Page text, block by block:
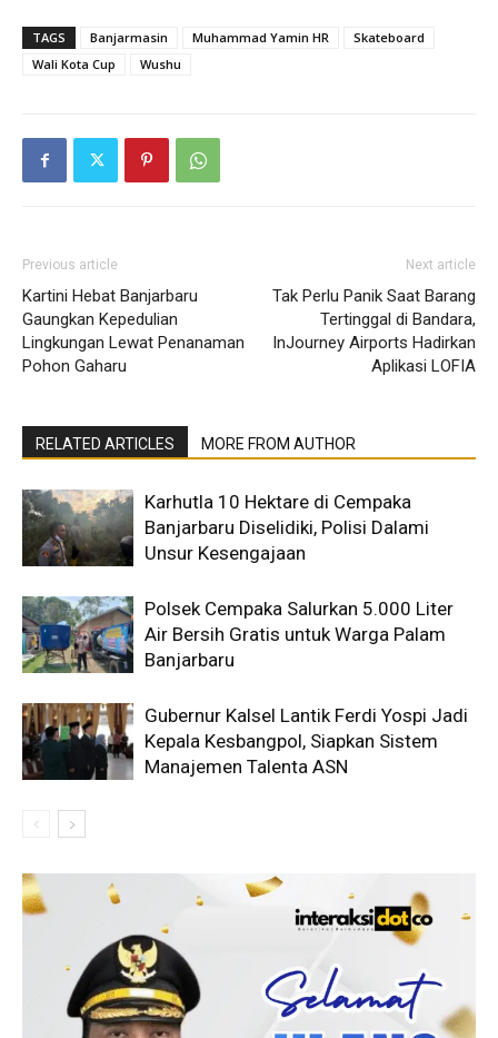
TAGS Banjarmasin Muhammad Yamin HR
Skateboard
Wali Kota Cup
Wushu
Previous article
Kartini Hebat Banjarbaru
Gaungkan Kepedulian
Lingkungan Lewat Penanaman
Pohon Gaharu
Next article
Tak Perlu Panik Saat Barang
Tertinggal di Bandara,
InJourney Airports Hadirkan
Aplikasi LOFIA
RELATED ARTICLES MORE FROM AUTHOR
Karhutla 10 Hektare di Cempaka
Banjarbaru Diselidiki, Polisi Dalami
Unsur Kesengajaan
Polsek Cempaka Salurkan 5.000 Liter
Air Bersih Gratis untuk Warga Palam
Banjarbaru
Gubernur Kalsel Lantik Ferdi Yospi Jadi
Kepala Kesbangpol, Siapkan Sistem
Manajemen Talenta ASN